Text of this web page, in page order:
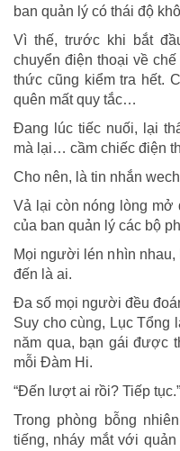
ban quản lý có thái độ
Vì thế, trước khi bắt
chuyển điện thoại về
thức cũng kiểm tra hết.
quên mất quy tắc…
Đang lúc tiếc nuối, lại
mà lại… cầm chiếc điện
Cho nên, là tin nhắn
Vả lại còn nóng lòng mở
của ban quản lý các bộ
Mọi người lén nhìn
đến là ai.
Đa số mọi người đều
Suy cho cùng, Lục Tổng
năm qua, bạn gái được
mỗi Đàm Hi.
“Đến lượt ai rồi? Tiếp
Trong phòng bỗng
tiếng, nháy mắt với